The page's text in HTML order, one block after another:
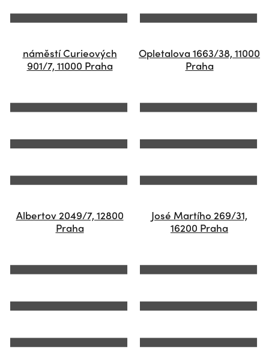
náměstí Curieových
901/7, 11000 Praha
Opletalova 1663/38, 11000
Praha
Albertov 2049/7, 12800
Praha
José Martího 269/31,
16200 Praha